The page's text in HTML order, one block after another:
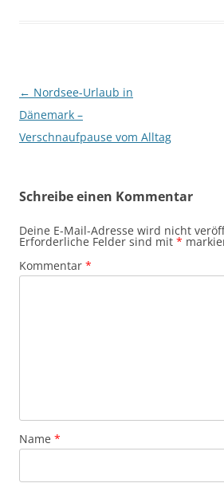
Beitragsnavigation
← Nordsee-Urlaub in
Dänemark –
Verschnaufpause vom Alltag
Schreibe einen Kommentar
Deine E-Mail-Adresse wird nicht
Erforderliche Felder sind mit *
Kommentar *
Name *